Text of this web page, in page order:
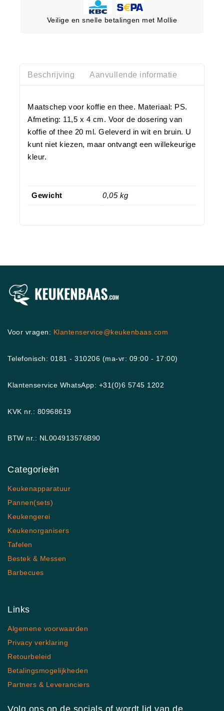
Veilige en snelle betalingen met Mollie
Beschrijving Aanvullende informatie
Maatschep voor koffie en thee. Materiaal: PS.
Afmeting: 11,5 x 4 cm. Voor de dosering van
koffie of thee 20 ml. Geleverd in wit en bruin. U
kunt niet kiezen, maar ontvangt een willekeurige
kleur.
Gewicht 0,05 kg
Voor vragen: Klantenservice@keukenbaas.com
Telefonisch: 0181 - 310206 (ma-vr: 09:00 - 17:00)
Klantenservice WhatsApp: +31(0)6 5745 1202
KVK nr.: 80968619
BTW nr.: NL004913576B90
Categorieën
Keukenapparatuur
Pannen(sets)
Keukengerei
Keukenorganisers
Tafelen
Bestek & Messen
Barbecues
Links
Algemene voorwaarden
Privacy verklaring
Retourbeleid
Betalingsmogelijkheden
Partners & Leveranciers